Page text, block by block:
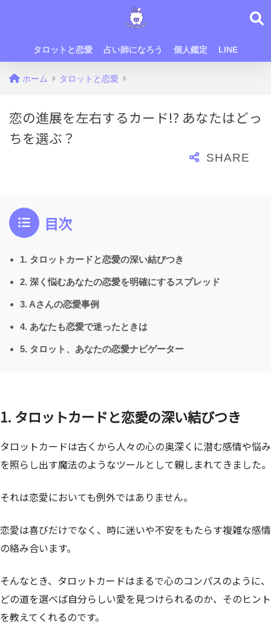
タロットと恋愛 占い師になろう 個人鑑定 LINE
ホーム タロットと恋愛
恋の進展を左右するカード!? あなたはどっ
ちを選ぶ？
目次
1. タロットカードと恋愛の深い結びつき
2. 深く悩むあなたの恋愛を明確にするスプレッド
3. Aさんの恋愛事例
4. あなたも恋愛で迷ったときは
5. タロット、あなたの恋愛ナビゲーター
1. タロットカードと恋愛の深い結びつき
タロットカードは古くから人々の心の奥深くに潜む感情や悩み
を照らし出す魔法のようなツールとして親しまれてきました。
それは恋愛においても例外ではありません。
恋愛は喜びだけでなく、時に迷いや不安をもたらす複雑な感情
の絡み合います。
そんなとき、タロットカードはまるで心のコンパスのように、
どの道を選べば自分らしい愛を見つけられるのか、そのヒント
を教えてくれるのです。